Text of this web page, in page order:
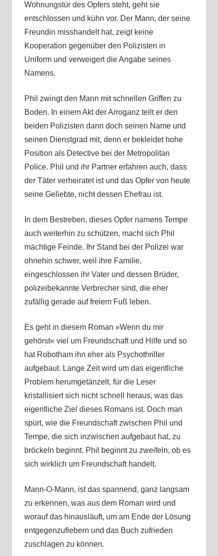
Wohnungstür des Opfers steht, geht sie
entschlossen und kühn vor. Der Mann, der seine
Freundin misshandelt hat, zeigt keine
Kooperation gegenüber den Polizisten in
Uniform und verweigert die Angabe seines
Namens.
Phil zwingt den Mann mit schnellen Griffen zu
Boden. In einem Akt der Arroganz teilt er den
beiden Polizisten dann doch seinen Name und
seinen Dienstgrad mit, denn er bekleidet hohe
Position als Detective bei der Metropolitan
Police. Phil und ihr Partner erfahren auch, dass
der Täter verheiratet ist und das Opfer von heute
seine Geliebte, nicht dessen Ehefrau ist.
In dem Bestreben, dieses Opfer namens Tempe
auch weiterhin zu schützen, macht sich Phil
mächtige Feinde. Ihr Stand bei der Polizei war
ohnehin schwer, weil ihre Familie,
eingeschlossen ihr Vater und dessen Brüder,
polizeibekannte Verbrecher sind, die eher
zufällig gerade auf freiem Fuß leben.
Es geht in diesem Roman »Wenn du mir
gehörst« viel um Freundschaft und Hilfe und so
hat Robotham ihn eher als Psychothriller
aufgebaut. Lange Zeit wird um das eigentliche
Problem herumgetänzelt, für die Leser
kristallisiert sich nicht schnell heraus, was das
eigentliche Ziel dieses Romans ist. Doch man
spürt, wie die Freundschaft zwischen Phil und
Tempe, die sich inzwischen aufgebaut hat, zu
bröckeln beginnt. Phil beginnt zu zweifeln, ob es
sich wirklich um Freundschaft handelt.
Mann-O-Mann, ist das spannend, ganz langsam
zu erkennen, was aus dem Roman wird und
worauf das hinausläuft, um am Ende der Lösung
entgegenzufiebern und das Buch zufrieden
zuschlagen zu können.